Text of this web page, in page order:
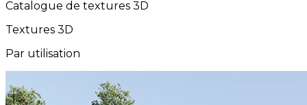
Catalogue de textures 3D
Textures 3D
Par utilisation